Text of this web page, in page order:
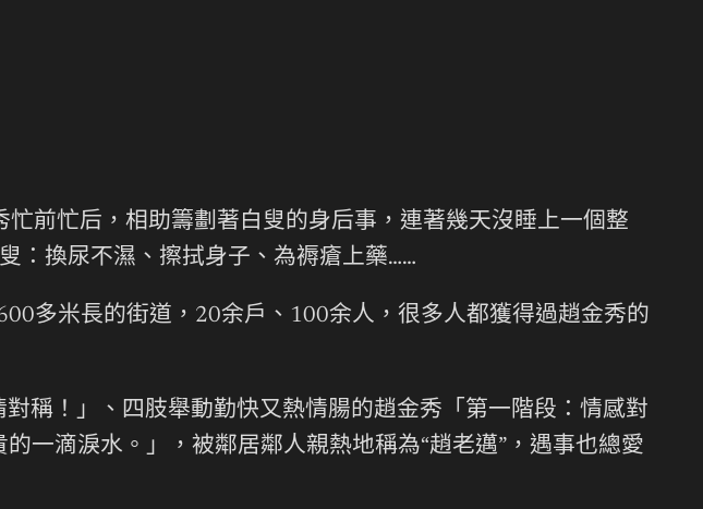
前忙后，相助籌劃著白叟的身后事，連著幾天沒睡上一個整
：換尿不濕、擦拭身子、為褥瘡上藥……
多米長的街道，20余戶、100余人，很多人都獲得過趙金秀的
稱！」、四肢舉動勤快又熱情腸的趙金秀「第一階段：情感對
一滴淚水。」，被鄰居鄰人親熱地稱為“趙老邁”，遇事也總愛